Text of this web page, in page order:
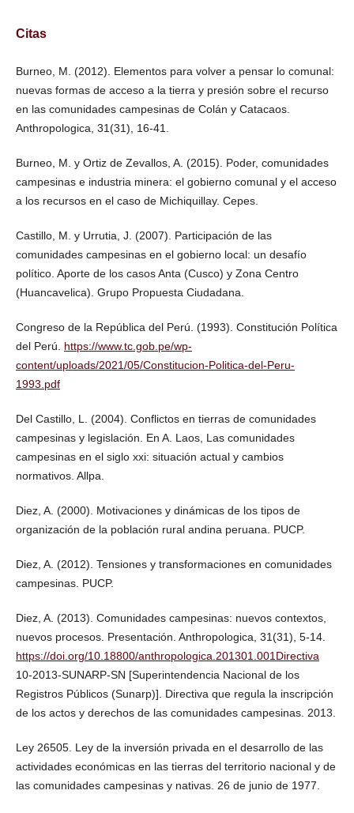
Citas
Burneo, M. (2012). Elementos para volver a pensar lo comunal:
nuevas formas de acceso a la tierra y presión sobre el recurso
en las comunidades campesinas de Colán y Catacaos.
Anthropologica, 31(31), 16-41.
Burneo, M. y Ortiz de Zevallos, A. (2015). Poder, comunidades
campesinas e industria minera: el gobierno comunal y el acceso
a los recursos en el caso de Michiquillay. Cepes.
Castillo, M. y Urrutia, J. (2007). Participación de las
comunidades campesinas en el gobierno local: un desafío
político. Aporte de los casos Anta (Cusco) y Zona Centro
(Huancavelica). Grupo Propuesta Ciudadana.
Congreso de la República del Perú. (1993). Constitución Política
del Perú. https://www.tc.gob.pe/wp-
content/uploads/2021/05/Constitucion-Politica-del-Peru-
1993.pdf
Del Castillo, L. (2004). Conflictos en tierras de comunidades
campesinas y legislación. En A. Laos, Las comunidades
campesinas en el siglo xxi: situación actual y cambios
normativos. Allpa.
Diez, A. (2000). Motivaciones y dinámicas de los tipos de
organización de la población rural andina peruana. PUCP.
Diez, A. (2012). Tensiones y transformaciones en comunidades
campesinas. PUCP.
Diez, A. (2013). Comunidades campesinas: nuevos contextos,
nuevos procesos. Presentación. Anthropologica, 31(31), 5-14.
https://doi.org/10.18800/anthropologica.201301.001Directiva
10-2013-SUNARP-SN [Superintendencia Nacional de los
Registros Públicos (Sunarp)]. Directiva que regula la inscripción
de los actos y derechos de las comunidades campesinas. 2013.
Ley 26505. Ley de la inversión privada en el desarrollo de las
actividades económicas en las tierras del territorio nacional y de
las comunidades campesinas y nativas. 26 de junio de 1977.